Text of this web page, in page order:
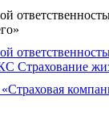
Страхование